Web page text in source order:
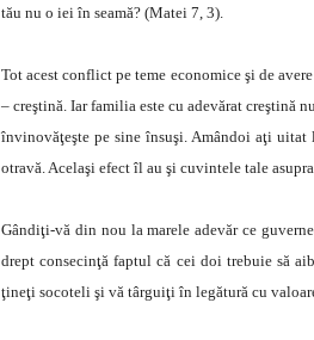
tău nu o iei în seamă? (Matei 7, 3).
Tot acest conflict pe teme economice şi de
– creştină. Iar familia este cu adevărat creştină
învinovăţeşte pe sine însuşi. Amândoi aţi
otravă. Acelaşi efect îl au şi cuvintele tale
Gândiţi-vă din nou la marele adevăr ce
drept consecinţă faptul că cei doi trebuie să
ţineţi socoteli şi vă târguiţi în legătură cu